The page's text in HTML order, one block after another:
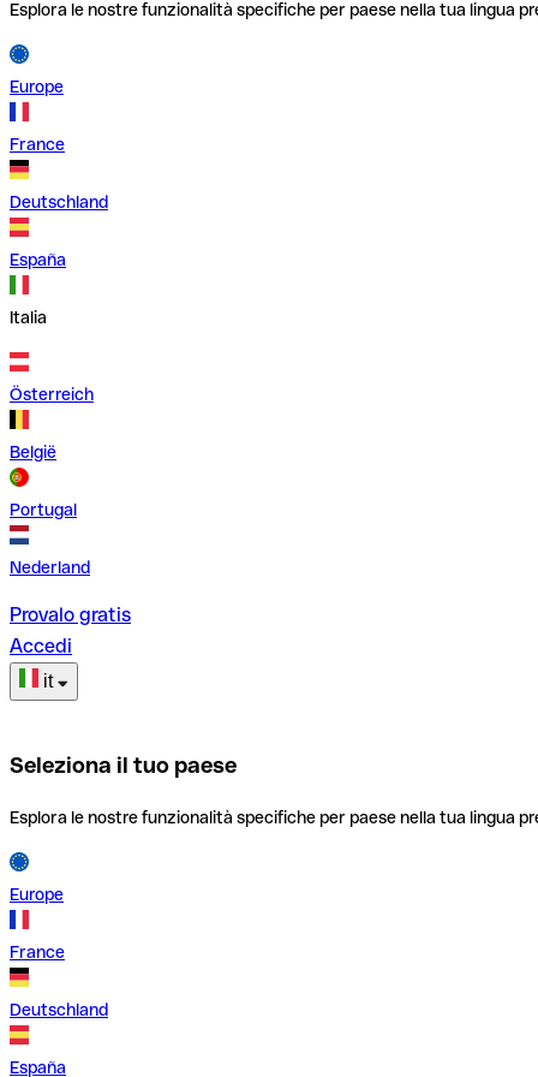
Esplora le nostre funzionalità specifiche per paese nella tua lingua
Europe
France
Deutschland
España
Italia
Österreich
België
Portugal
Nederland
Provalo gratis
Accedi
it
Seleziona il tuo paese
Esplora le nostre funzionalità specifiche per paese nella tua lingua
Europe
France
Deutschland
España